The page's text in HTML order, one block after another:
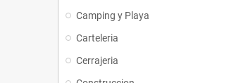
Camping y Playa
Carteleria
Cerrajeria